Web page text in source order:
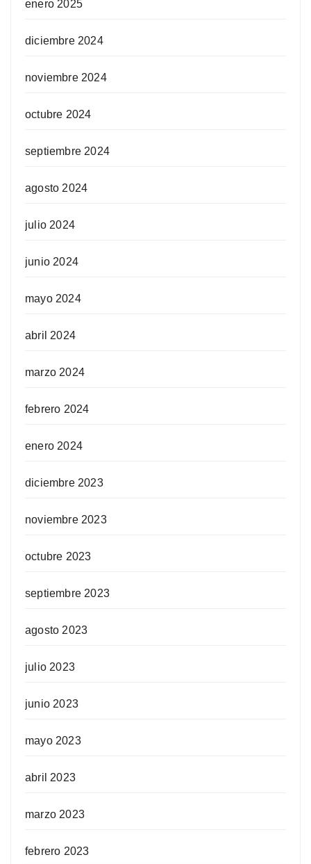
enero 2025
diciembre 2024
noviembre 2024
octubre 2024
septiembre 2024
agosto 2024
julio 2024
junio 2024
mayo 2024
abril 2024
marzo 2024
febrero 2024
enero 2024
diciembre 2023
noviembre 2023
octubre 2023
septiembre 2023
agosto 2023
julio 2023
junio 2023
mayo 2023
abril 2023
marzo 2023
febrero 2023